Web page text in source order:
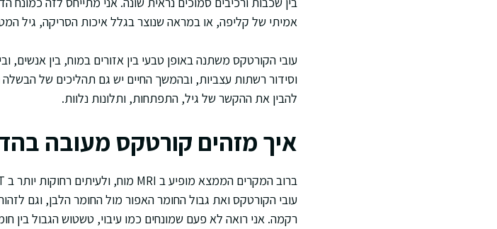
אמיתי של קליפה, או במראה שנוצר בגלל איכות הסריקה, גיל
עובי הקורטקס משתנה באופן טבעי בין אזורים במוח, בין אנשים,
וסידור רשתות עצביות, ובהמשך החיים יש גם תהליכים של
להבין את ההקשר של גיל, התפתחות, ותלונות נלוות.
איך מזהים קורטקס מעובה
עובי הקורטקס ואת גבול החומר האפור מול החומר הלבן, וגם
רקמה. אני רואה לא פעם שמונחים כמו עיבוי, טשטוש הגבול בין